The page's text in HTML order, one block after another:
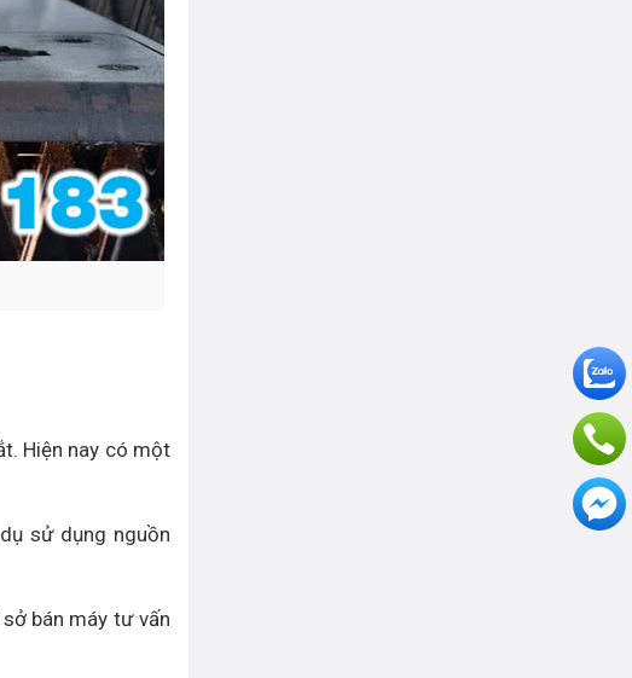
Hiện nay có một
sử dụng nguồn
bán máy tư vấn